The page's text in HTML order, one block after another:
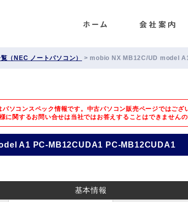
（NEC ノートパソコン） > mobio NX MB12C/UD model
パソコンスペック情報です。中古パソコン販売ページではござ
に関するお問い合せは当社ではお答えすることはできませんの
A1 PC-MB12CUDA1 PC-MB12CUDA1
基本情報